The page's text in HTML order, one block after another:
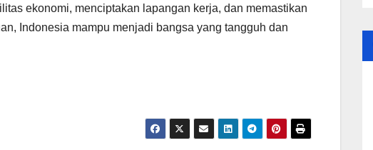
ekonomi, menciptakan lapangan kerja, dan memastikan
Indonesia mampu menjadi bangsa yang tangguh dan